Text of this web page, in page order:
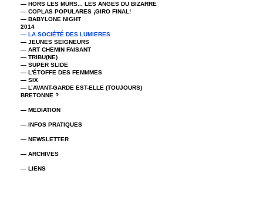
— HORS LES MURS... LES ANGES DU BIZARRE
— COPLAS POPULARES ¡GIRO FINAL!
— BABYLONE NIGHT
2014
— LA SOCIÉTÉ DES LUMIERES
— JEUNES SEIGNEURS
— ART CHEMIN FAISANT
— TRIBU(NE)
— SUPER SLIDE
— L'ÉTOFFE DES FEMMMES
— SIX
— L’AVANT-GARDE EST-ELLE (TOUJOURS)
BRETONNE ?
— MEDIATION
— INFOS PRATIQUES
— NEWSLETTER
— ARCHIVES
— LIENS